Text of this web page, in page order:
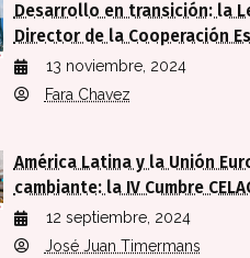
Desarrollo en transición: la
Director de la Cooperación
13 noviembre, 2024
Fara Chavez
América Latina y la Unión
cambiante: la IV Cumbre
12 septiembre, 2024
José Juan Timermans